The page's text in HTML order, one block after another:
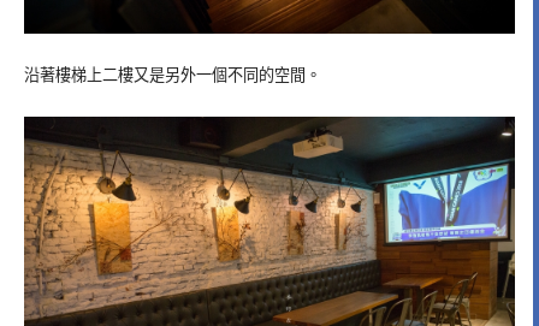
沿著樓梯上二樓又是另外一個不同的空間。